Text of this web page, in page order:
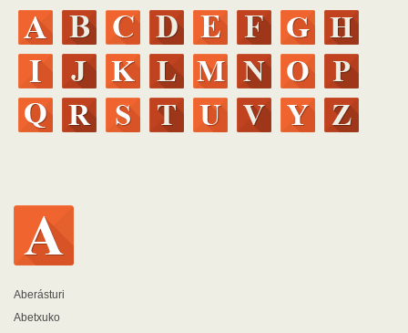
Aberásturi
Abetxuko